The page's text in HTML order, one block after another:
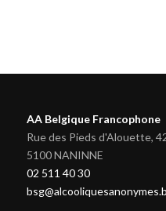
AA Belgique Francophone
Rue des Pieds d'Alouette,
5100 NANINNE
02 511 40 30